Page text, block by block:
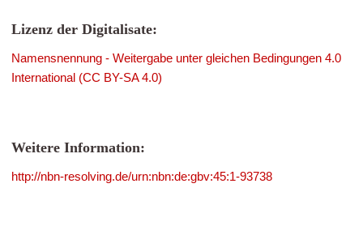
Lizenz der Digitalisate:
Namensnennung - Weitergabe unter gleichen Bedingungen 4.0
International (CC BY-SA 4.0)
Weitere Information:
http://nbn-resolving.de/urn:nbn:de:gbv:45:1-93738